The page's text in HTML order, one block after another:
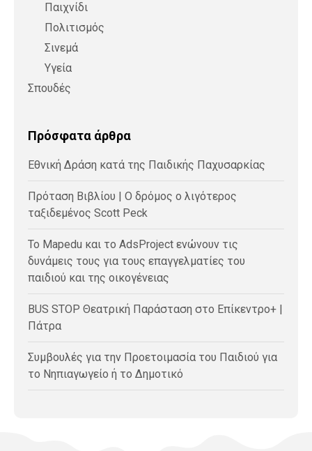
Παιχνίδι
Πολιτισμός
Σινεμά
Υγεία
Σπουδές
Πρόσφατα άρθρα
Εθνική Δράση κατά της Παιδικής Παχυσαρκίας
Πρόταση Βιβλίου | Ο δρόμος ο λιγότερος
ταξιδεμένος Scott Peck
Το Mapedu και το AdsProject ενώνουν τις
δυνάμεις τους για τους επαγγελματίες του
παιδιού και της οικογένειας
BUS STOP Θεατρική Παράσταση στο Επίκεντρο+ |
Πάτρα
Συμβουλές για την Προετοιμασία του Παιδιού για
το Νηπιαγωγείο ή το Δημοτικό